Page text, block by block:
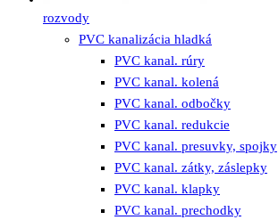
rozvody
PVC kanalizácia hladká
PVC kanal. rúry
PVC kanal. kolená
PVC kanal. odbočky
PVC kanal. redukcie
PVC kanal. presuvky, spojky
PVC kanal. zátky, záslepky
PVC kanal. klapky
PVC kanal. prechodky